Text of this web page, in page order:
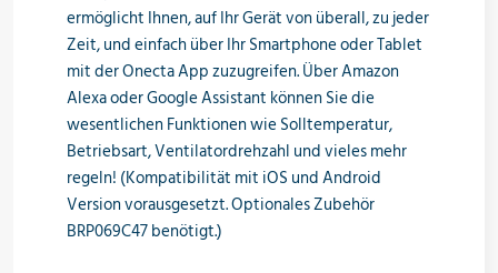
Öle & Solen
Werkzeuge & Messgeräte
Wärmepumpen
ermöglicht Ihnen, auf Ihr Gerät von überall, zu jeder
Zeit, und einfach über Ihr Smartphone oder Tablet
mit der Onecta App zuzugreifen. Über Amazon
Alexa oder Google Assistant können Sie die
wesentlichen Funktionen wie Solltemperatur,
Betriebsart, Ventilatordrehzahl und vieles mehr
regeln! (Kompatibilität mit iOS und Android
Version vorausgesetzt. Optionales Zubehör
BRP069C47 benötigt.)